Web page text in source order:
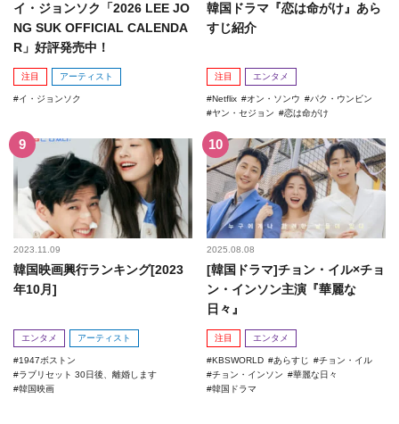
イ・ジョンソク「2026 LEE JO
NG SUK OFFICIAL CALENDA
R」好評発売中！
注目 アーティスト
イ・ジョンソク
韓国ドラマ『恋は命がけ』あら
すじ紹介
注目 エンタメ
Netflix オン・ソンウ
パク・ウンビン
ヤン・セジョン
恋は命がけ
2023.11.09
韓国映画興行ランキング[2023
年10月]
エンタメ アーティスト
1947ボストン
ラブリセット 30日後、離婚します
韓国映画
2025.08.08
[韓国ドラマ]チョン・イル×チョ
ン・インソン主演『華麗な
日々』
注目 エンタメ
KBSWORLD あらすじ
チョン・イル
チョン・インソン
華麗な日々
韓国ドラマ